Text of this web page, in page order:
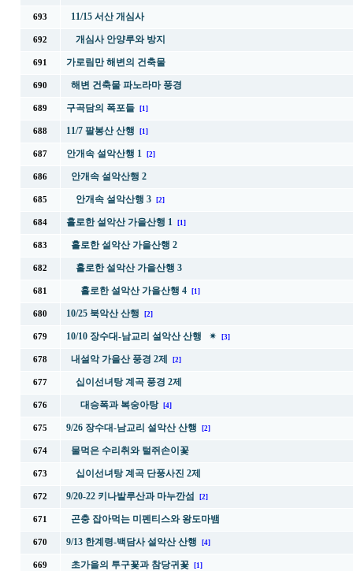
693 11/15 서산 개심사
692 개심사 안양루와 방지
691 가로림만 해변의 건축물
690 해변 건축물 파노라마 풍경
689 구곡담의 폭포들 [1]
688 11/7 팔봉산 산행 [1]
687 안개속 설악산행 1 [2]
686 안개속 설악산행 2
685 안개속 설악산행 3 [2]
684 홀로한 설악산 가을산행 1 [1]
683 홀로한 설악산 가을산행 2
682 홀로한 설악산 가을산행 3
681 홀로한 설악산 가을산행 4 [1]
680 10/25 북악산 산행 [2]
679 10/10 장수대-남교리 설악산 산행 ✴ [3]
678 내설악 가을산 풍경 2제 [2]
677 십이선녀탕 계곡 풍경 2제
676 대승폭과 복숭아탕 [4]
675 9/26 장수대-남교리 설악산 산행 [2]
674 물먹은 수리취와 털쥐손이꽃
673 십이선녀탕 계곡 단풍사진 2제
672 9/20-22 키나발루산과 마누깐섬 [2]
671 곤충 잡아먹는 미펜티스와 왕도마뱀
670 9/13 한계령-백담사 설악산 산행 [4]
669 초가을의 투구꽃과 참당귀꽃 [1]